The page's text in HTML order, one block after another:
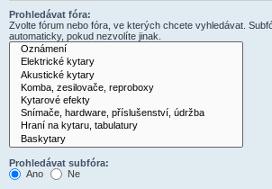
Prohledávat fóra:
Zvolte fórum nebo fóra, ve kterých chcete vyhledávat.
automaticky, pokud nezvolíte jinak.
Prohledávat subfóra:
Ano
Ne